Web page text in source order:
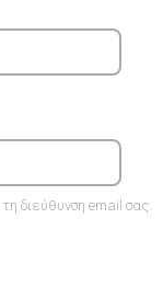
διεύθυνση email σας.